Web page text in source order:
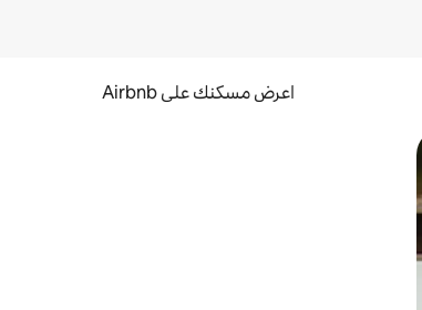
اعرض مسكنك على Airbnb